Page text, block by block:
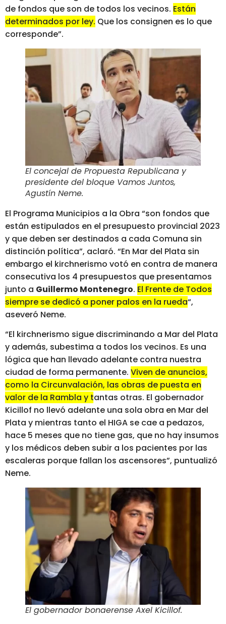
de fondos que son de todos los vecinos. Están
determinados por ley. Que los consignen es lo que
corresponde”.
El concejal de Propuesta Republicana y
presidente del bloque Vamos Juntos,
Agustín Neme.
El Programa Municipios a la Obra “son fondos que
están estipulados en el presupuesto provincial 2023
y que deben ser destinados a cada Comuna sin
distinción política”, aclaró. “En Mar del Plata sin
embargo el kirchnerismo votó en contra de manera
consecutiva los 4 presupuestos que presentamos
junto a Guillermo Montenegro. El Frente de Todos
siempre se dedicó a poner palos en la rueda“,
aseveró Neme.
“El kirchnerismo sigue discriminando a Mar del Plata
y además, subestima a todos los vecinos. Es una
lógica que han llevado adelante contra nuestra
ciudad de forma permanente. Viven de anuncios,
como la Circunvalación, las obras de puesta en
valor de la Rambla y tantas otras. El gobernador
Kicillof no llevó adelante una sola obra en Mar del
Plata y mientras tanto el HIGA se cae a pedazos,
hace 5 meses que no tiene gas, que no hay insumos
y los médicos deben subir a los pacientes por las
escaleras porque fallan los ascensores”, puntualizó
Neme.
El gobernador bonaerense Axel Kicillof.